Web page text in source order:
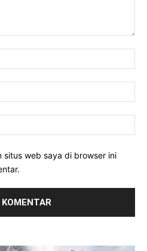
situs web saya di browser ini